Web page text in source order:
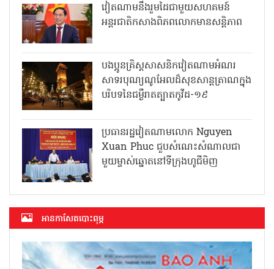
វៀតណាមនឹងរួមដៃជាមួយសហគមន៍
អន្តរជាតិកសាងពិភពលោកមានសន្តិភាព
បងប្អូនគ្រិស្តសាសនិកវៀតណាមអំណរ
សាទរបុណ្យណូអែលដ៏សុខសាន្តត្រាណក្នុង
បរិបទនៃជម្ងឺរាតត្បាតកូវីដ-១៩
ប្រធានរដ្ឋវៀតណាមលោក Nguyen
Xuan Phuc ជួបសំណេះសំណាលជា
មួយម្ចាស់ឆ្នោតនៅទីក្រុងហូជីមិញ
អាន​កាសែត​បោះពុម្ភ